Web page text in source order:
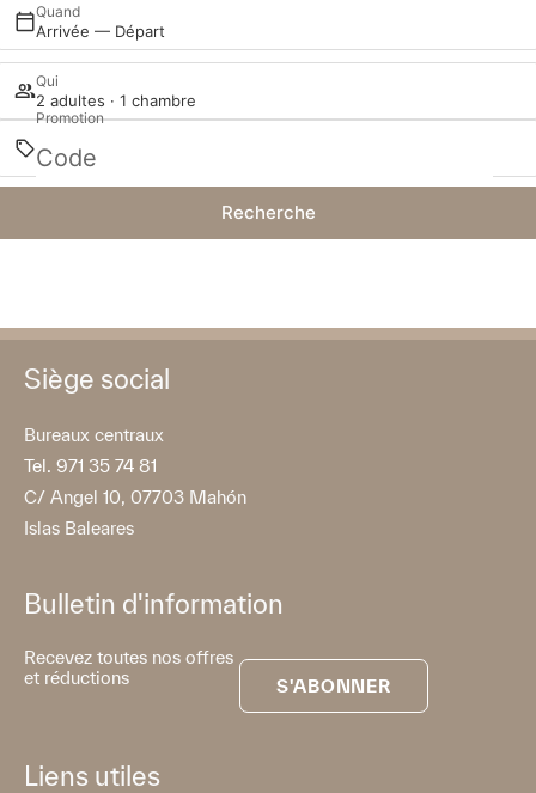
Quand
Arrivée — Départ
Qui
2 adultes · 1 chambre
Promotion
Recherche
Siège social
Bureaux centraux
Tel. 971 35 74 81
C/ Angel 10, 07703 Mahón
Islas Baleares
Bulletin d'information
Recevez toutes nos offres
et réductions
S'ABONNER
Liens utiles